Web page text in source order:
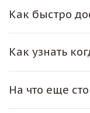
Как быстро
Как узнать
На что еще